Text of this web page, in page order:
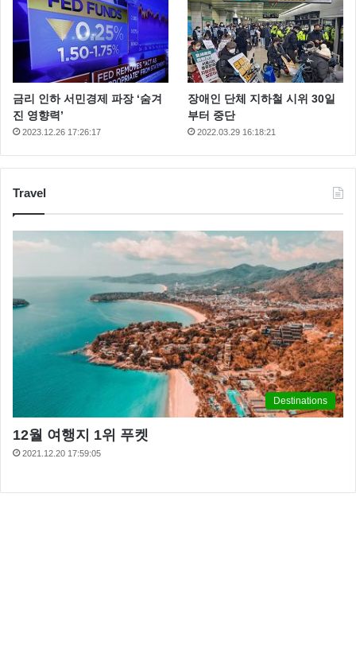
금리 인하 서민경제 파장 ‘숨겨
진 영향력’
2023.12.26 17:26:17
장애인 단체 지하철 시위 30일
부터 중단
2022.03.29 16:18:21
Travel
Destinations
12월 여행지 1위 푸켓
2021.12.20 17:59:05